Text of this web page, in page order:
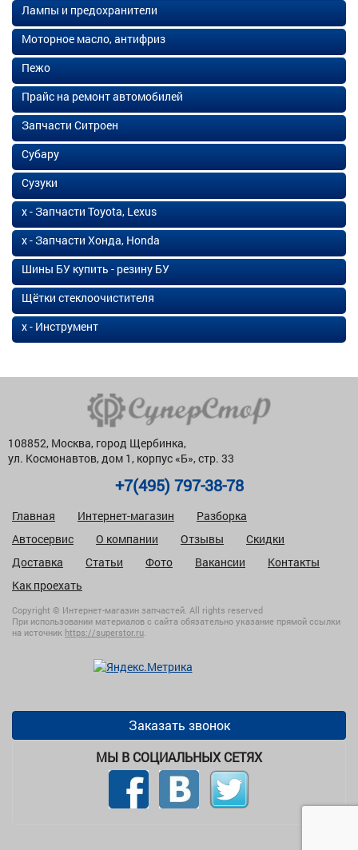
Лампы и предохранители
Моторное масло, антифриз
Пежо
Прайс на ремонт автомобилей
Запчасти Ситроен
Субару
Сузуки
х - Запчасти Toyota, Lexus
х - Запчасти Хонда, Honda
Шины БУ купить - резину БУ
Щётки стеклоочистителя
х - Инструмент
108852, Москва, город Щербинка,
ул. Космонавтов, дом 1, корпус «Б», стр. 33
+7(495) 797-38-78
Главная Интернет-магазин
Разборка
Автосервис
О компании Отзывы
Скидки
Доставка
Статьи Фото Вакансии
Контакты
Как проехать
Copyright © Интернет-магазин запчастей. All rights reserved
При использовании материалов с сайта обязательно указание прямой ссылки
на источник https://superstor.ru.
Заказать звонок
МЫ В СОЦИАЛЬНЫХ СЕТЯХ